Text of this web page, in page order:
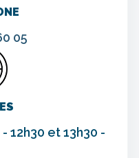
05
12h30 et 13h30 -